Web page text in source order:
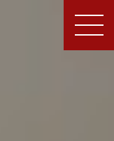
MEN
U